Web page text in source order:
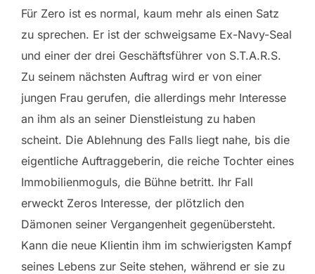
Für Zero ist es normal, kaum mehr als einen Satz
zu sprechen. Er ist der schweigsame Ex-Navy-Seal
und einer der drei Geschäftsführer von S.T.A.R.S.
Zu seinem nächsten Auftrag wird er von einer
jungen Frau gerufen, die allerdings mehr Interesse
an ihm als an seiner Dienstleistung zu haben
scheint. Die Ablehnung des Falls liegt nahe, bis die
eigentliche Auftraggeberin, die reiche Tochter eines
Immobilienmoguls, die Bühne betritt. Ihr Fall
erweckt Zeros Interesse, der plötzlich den
Dämonen seiner Vergangenheit gegenübersteht.
Kann die neue Klientin ihm im schwierigsten Kampf
seines Lebens zur Seite stehen, während er sie zu